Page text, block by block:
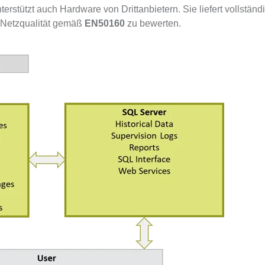
auch Hardware von Drittanbietern. Sie liefert
gemäß EN50160 zu bewerten.